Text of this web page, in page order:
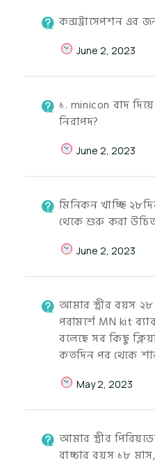
কন্সট্রাসেপশন এর
June 2, 2023
১. minicon বাদ
নিরাপদ?
June 2, 2023
মিনিকন খাচ্ছি
থেকে শুরু করা
June 2, 2023
আমার স্ত্রীর বয়স
পরামর্শে MN kit
বলেছে সব কিছু
কতদিন পর থেকে
May 2, 2023
আমার স্ত্রীর
বাচ্চার বয়স ১৮